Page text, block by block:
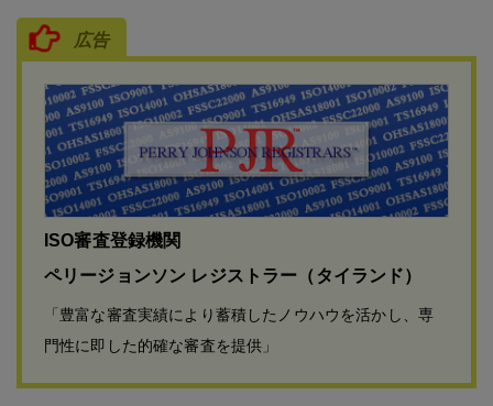
広告
ISO審査登録機関
ペリージョンソン レジストラー（タイランド）
「豊富な審査実績により蓄積したノウハウを活かし、専
門性に即した的確な審査を提供」